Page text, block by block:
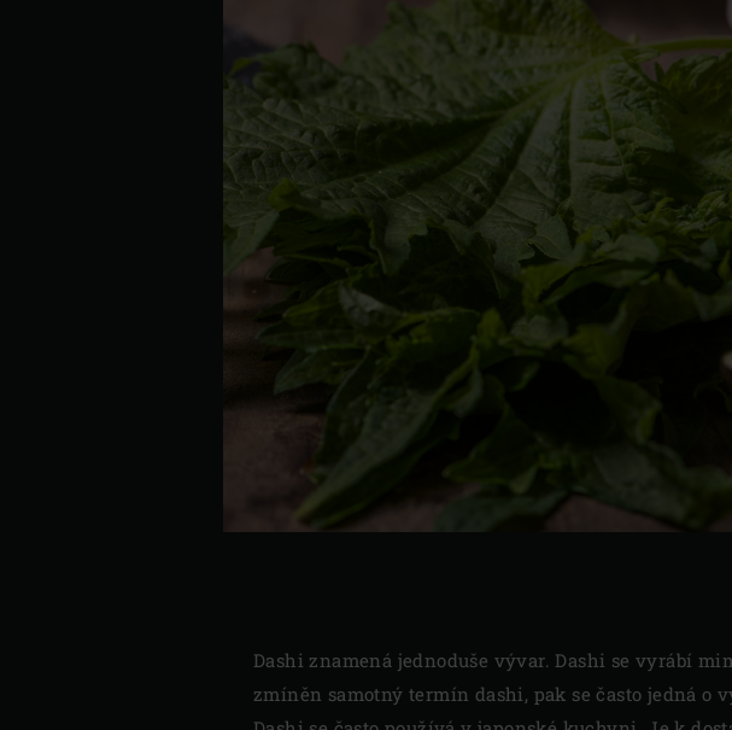
Dashi znamená jednoduše vývar. Dashi se vyrábí
zmíněn samotný termín dashi, pak se často jedná